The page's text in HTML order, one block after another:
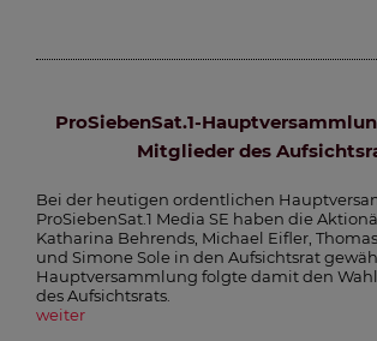
ProSiebenSat.1-
Mitglieder des
Bei der heutigen ordentlichen
ProSiebenSat.1 Media SE haben die
Katharina Behrends, Michael Eifler,
und Simone Sole in den Aufsichtsrat
Hauptversammlung folgte damit den
des Aufsichtsrats.
weiter